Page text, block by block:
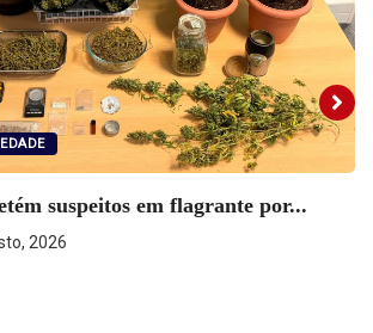
suspeitos em flagrante por...
2026